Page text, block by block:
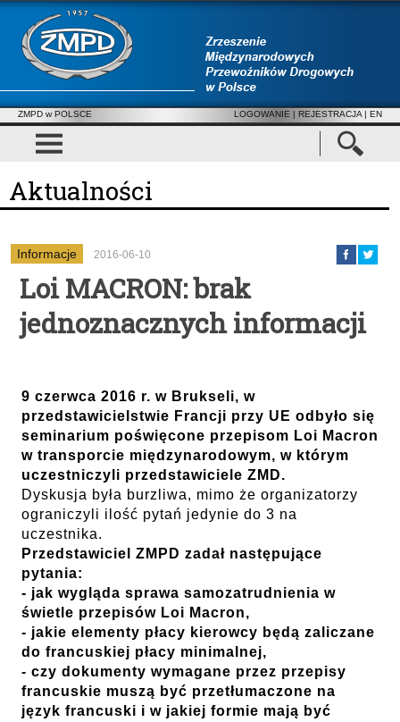
ZMPD w POLSCE LOGOWANIE | REJESTRACJA | EN
Aktualności
Informacje 2016-06-10
Loi MACRON: brak
jednoznacznych informacji
9 czerwca 2016 r. w Brukseli, w
przedstawicielstwie Francji przy UE odbyło się
seminarium poświęcone przepisom Loi Macron
w transporcie międzynarodowym, w którym
uczestniczyli przedstawiciele ZMD.
Dyskusja była burzliwa, mimo że organizatorzy
ograniczyli ilość pytań jedynie do 3 na
uczestnika.
Przedstawiciel ZMPD zadał następujące
pytania:
- jak wygląda sprawa samozatrudnienia w
świetle przepisów Loi Macron,
- jakie elementy płacy kierowcy będą zaliczane
do francuskiej płacy minimalnej,
- czy dokumenty wymagane przez przepisy
francuskie muszą być przetłumaczone na
język francuski i w jakiej formie mają być